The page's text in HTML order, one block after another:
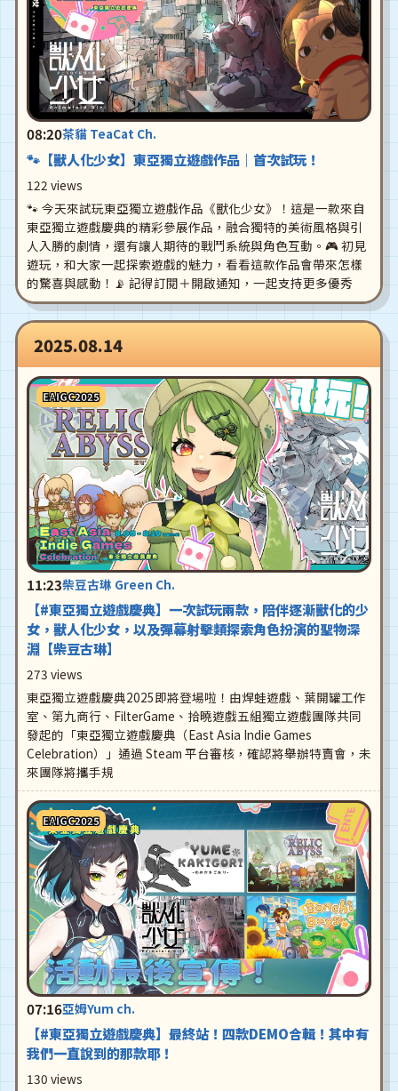
08:20茶貓 TeaCat Ch.
🐾【獸人化少女】東亞獨立遊戲作品｜首次試玩！
122 views
🐾 今天來試玩東亞獨立遊戲作品《獸化少女》！這是一款來自
東亞獨立遊戲慶典的精彩參展作品，融合獨特的美術風格與引
人入勝的劇情，還有讓人期待的戰鬥系統與角色互動。🎮 初見
遊玩，和大家一起探索遊戲的魅力，看看這款作品會帶來怎樣
的驚喜與感動！📡 記得訂閱＋開啟通知，一起支持更多優秀
2025.08.14
EAIGC2025
11:23柴豆古琳 Green Ch.
【#東亞獨立遊戲慶典】一次試玩兩款，陪伴逐漸獸化的少
女，獸人化少女，以及彈幕射擊類探索角色扮演的聖物深
淵【柴豆古琳】
273 views
東亞獨立遊戲慶典2025即將登場啦！由焊蛙遊戲、葉開罐工作
室、第九商行、FilterGame、拾曉遊戲五組獨立遊戲團隊共同
發起的「東亞獨立遊戲慶典（East Asia Indie Games
Celebration）」通過 Steam 平台審核，確認將舉辦特賣會，未
來團隊將攜手規
EAIGC2025
07:16亞姆Yum ch.
【#東亞獨立遊戲慶典】最終站！四款DEMO合輯！其中有
我們一直說到的那款耶！
130 views